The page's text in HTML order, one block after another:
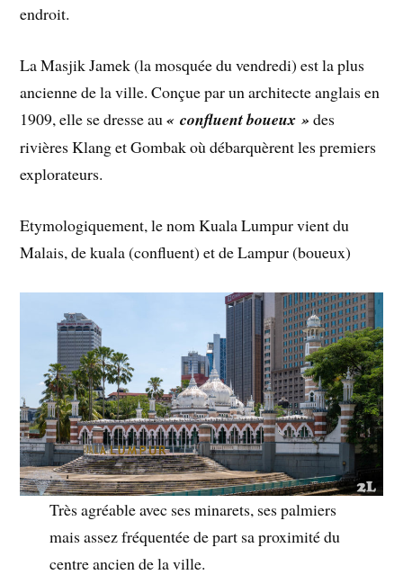
endroit.
La Masjik Jamek (la mosquée du vendredi) est la plus
ancienne de la ville. Conçue par un architecte anglais en
1909, elle se dresse au« confluent boueux » des
rivières Klang et Gombak où débarquèrent les premiers
explorateurs.
Etymologiquement, le nom Kuala Lumpur vient du
Malais, de kuala (confluent) et de Lampur (boueux)
Très agréable avec ses minarets, ses palmiers
mais assez fréquentée de part sa proximité du
centre ancien de la ville.